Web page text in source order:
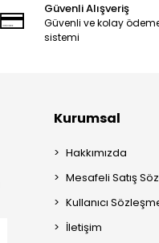
Güvenli Alışveriş
Güvenli ve kolay
sistemi
Kurumsal
Hakkımızda
Mesafeli Satış
Kullanıcı
İletişim